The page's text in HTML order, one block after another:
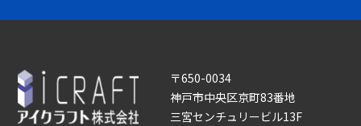
〒650-0034
神戸市中央区京町83番地
三宮センチュリービル13F